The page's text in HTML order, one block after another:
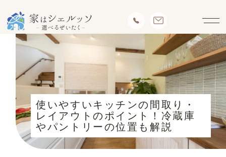
使いやすいキッチンの間取り・
レイアウトのポイント！冷蔵庫
やパントリーの位置も解説